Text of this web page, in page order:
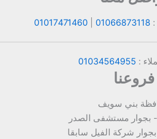
01066873118
|
01017471460
:
01034564955
فروعنا
بني سويف
بجوار مستشفى الصدر
شركة الفيل سابقا